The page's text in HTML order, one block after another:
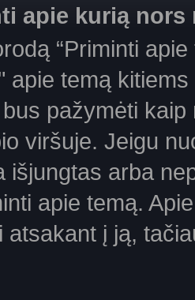
apie kurią nors
“Priminti
apie temą
pažymėti
viršuje. Jeigu
išjungtas arba
apie temą.
atsakant į ją,